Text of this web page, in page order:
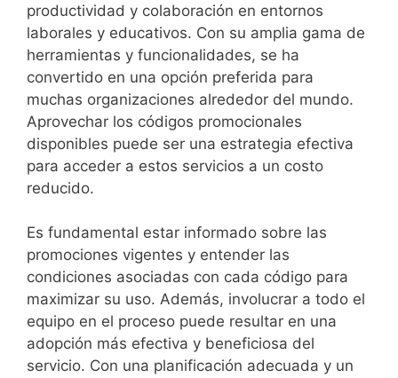
productividad y colaboración en entornos
laborales y educativos. Con su amplia gama de
herramientas y funcionalidades, se ha
convertido en una opción preferida para
muchas organizaciones alrededor del mundo.
Aprovechar los códigos promocionales
disponibles puede ser una estrategia efectiva
para acceder a estos servicios a un costo
reducido.
Es fundamental estar informado sobre las
promociones vigentes y entender las
condiciones asociadas con cada código para
maximizar su uso. Además, involucrar a todo el
equipo en el proceso puede resultar en una
adopción más efectiva y beneficiosa del
servicio. Con una planificación adecuada y un